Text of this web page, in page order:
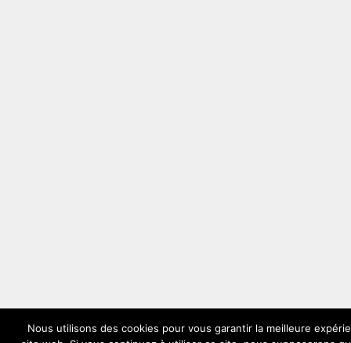
Nous utilisons des cookies pour vous garantir la meilleure